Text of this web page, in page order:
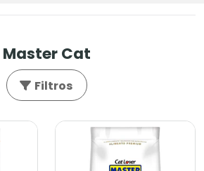
Master Cat
Filtros